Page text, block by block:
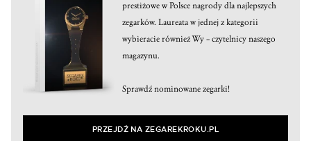
prestiżowe w Polsce nagrody dla najlepszych
zegarków. Laureata w jednej z kategorii
wybieracie również Wy – czytelnicy naszego
magazynu.
Sprawdź nominowane zegarki!
PRZEJDŹ NA ZEGAREKROKU.PL